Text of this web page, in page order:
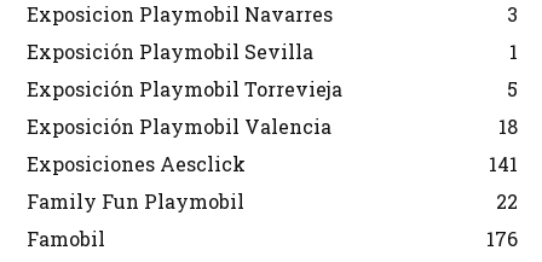
Exposicion Playmobil Navarres
3
Exposición Playmobil Sevilla
1
Exposición Playmobil Torrevieja
5
Exposición Playmobil Valencia
18
Exposiciones Aesclick
141
Family Fun Playmobil
22
Famobil
176